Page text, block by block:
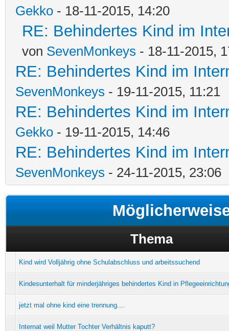
Gekko - 18-11-2015, 14:20
RE: Behindertes Kind im
von SevenMonkeys - 18-11-2015,
RE: Behindertes Kind im
SevenMonkeys - 19-11-2015, 11:21
RE: Behindertes Kind im
Gekko - 19-11-2015, 14:46
RE: Behindertes Kind im
SevenMonkeys - 24-11-2015, 23:06
Thema
Kind wird Volljährig ohne Schulabschluss und arbeitssuchend
Kindesunterhalt für minderjähriges behindertes Kind in
jetzt mal ohne kind eine trennung....
Internat weil Mutter Tochter Verhältnis kaputt?